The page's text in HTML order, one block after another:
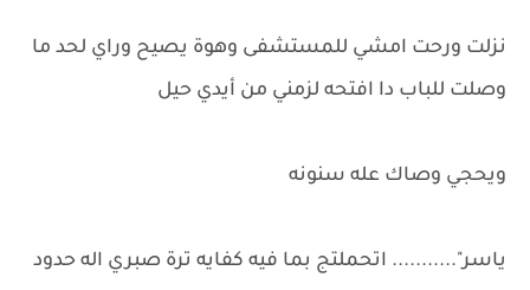
نزلت ورحت امشي للمستشفى وهوة يصيح وراي لحد ما
وصلت للباب دا افتحه لزمني من أيدي حيل
ويحجي وصاك عله سنونه
ياسر"........... اتحملتج بما فيه كفايه ترة صبري اله حدود